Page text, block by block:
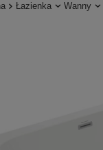
Łazienka Wanny